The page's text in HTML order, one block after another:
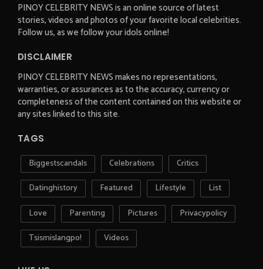
PINOY CELEBRITY NEWS is an online source of latest
stories, videos and photos of your favorite local celebrities.
Follow us, as we follow your idols online!
DISCLAIMER
PINOY CELEBRITY NEWS makes no representations,
warranties, or assurances as to the accuracy, currency or
completeness of the content contained on this website or
any sites linked to this site.
TAGS
Biggestscandals Celebrations
Critics
Datinghistory
Featured Lifestyle
List
Love
Parenting Pictures
Privacypolicy
Tsismislangpo!
Videos